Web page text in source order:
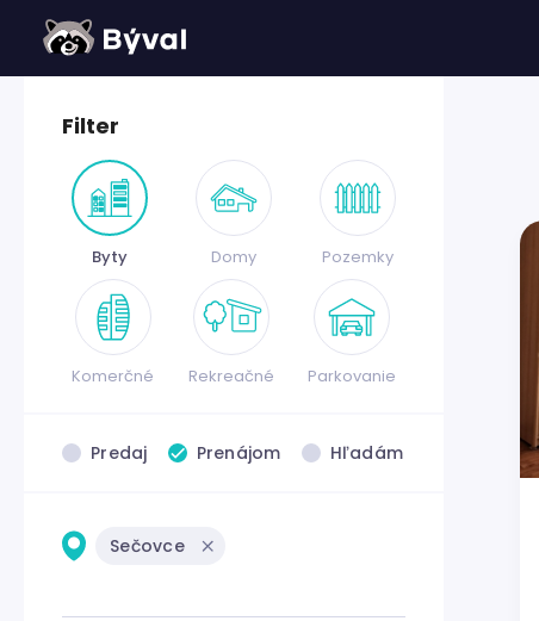
Filter
Byty Domy Pozemky
Komerčné Rekreačné Parkovanie
Predaj Prenájom Hľadám
Sečovce